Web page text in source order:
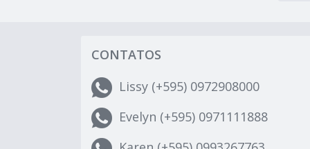
CONTATOS
Lissy (+595) 0972908000
Evelyn (+595) 0971111888